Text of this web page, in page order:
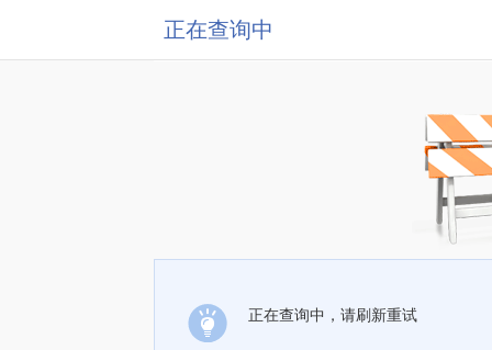
正在查询中
正在查询中，请刷新重试